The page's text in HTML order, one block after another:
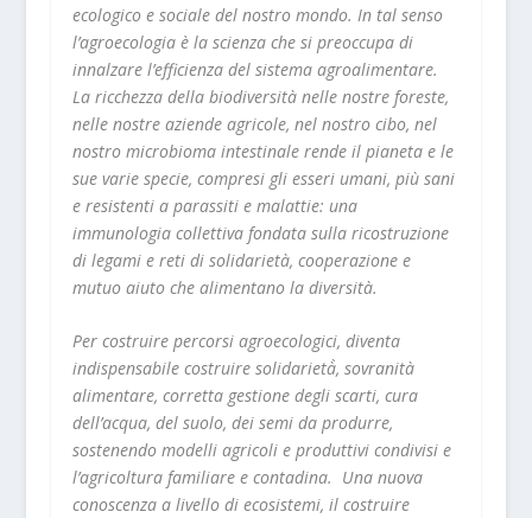
ecologico e sociale del nostro mondo. In tal senso
l’agroecologia è la scienza che si preoccupa di
innalzare l’efficienza del sistema agroalimentare.
La ricchezza della biodiversità nelle nostre foreste,
nelle nostre aziende agricole, nel nostro cibo, nel
nostro microbioma intestinale rende il pianeta e le
sue varie specie, compresi gli esseri umani, più sani
e resistenti a parassiti e malattie: una
immunologia collettiva fondata sulla ricostruzione
di legami e reti di solidarietà, cooperazione e
mutuo aiuto che alimentano la diversità.
Per costruire percorsi agroecologici, diventa
indispensabile costruire solidarietà̀, sovranità
alimentare, corretta gestione degli scarti, cura
dell’acqua, del suolo, dei semi da produrre,
sostenendo modelli agricoli e produttivi condivisi e
l’agricoltura familiare e contadina. Una nuova
conoscenza a livello di ecosistemi, il costruire